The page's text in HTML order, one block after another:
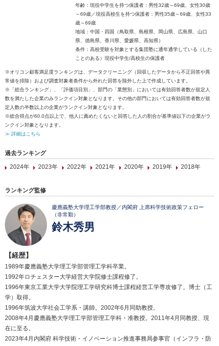
年齢：現役中学生を持つ保護者：男性32歳～69歳、女性30歳
～69歳／現役高校生を持つ保護者：男性35歳～69歳、女性33
歳～69歳
地域：中国・四国（鳥取県、島根県、岡山県、広島県、山口
県、徳島県、香川県、愛媛県、高知県）
条件：高校受験を対象とする集団塾に通年通学している（した
ことのある）現役中学生/高校生の保護者
※オリコン顧客満足度ランキングは、データクリーニング（回収したデータから不正回答や異
常値を排除）および調査対象者条件から外れた回答を除外した上で作成しています。
※「総合ランキング」、「評価項目別」、部門の「業態別」においては有効回答者数が規定人
数を満たした企業のみランクイン対象となります。その他の部門においては有効回答者数が規
定人数の半数以上の企業がランクイン対象となります。
※総合得点が60.0点以上で、他人に薦めたくないと回答した人の割合が基準値以下の企業がラ
ンクイン対象となります。
≫ 詳細はこちら
過去ランキング
2024年
2023年 2022年 2021年 2020年 2019年 2018年
ランキング監修
慶應義塾大学理工学部教授／内閣府 上席科学技術政策フェロー
（非常勤）
鈴木秀男
【経歴】
1989年慶應義塾大学理工学部管理工学科卒業。
1992年ロチェスター大学経営大学院修士課程修了。
1996年東京工業大学大学院理工学研究科博士課程経営工学専攻修了。博士（工
学）取得。
1996年筑波大学社会工学系・講師。2002年6月同助教授。
2008年4月慶應義塾大学理工学部管理工学科・准教授。2011年4月同教授、現
在に至る。
2023年4月内閣府 科学技術・イノベーション推進事務局参事官（インフラ・防